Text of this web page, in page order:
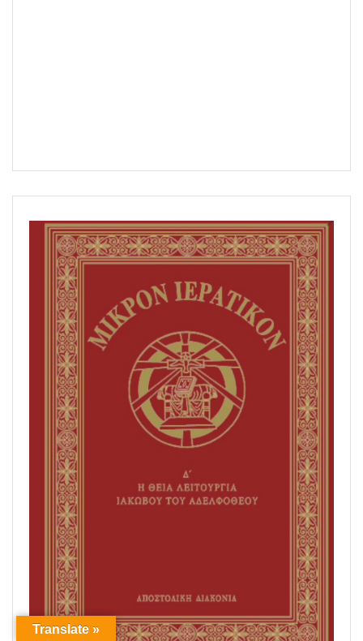
Translate »